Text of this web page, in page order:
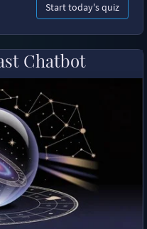
Start today's quiz
Chatbot